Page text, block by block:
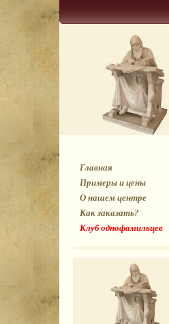
Главная
Примеры и цены
О нашем центре
Как заказать?
Клуб однофамильцев